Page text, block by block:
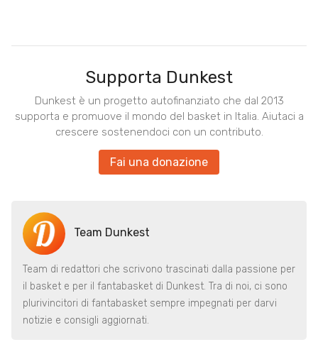
Supporta Dunkest
Dunkest è un progetto autofinanziato che dal 2013
supporta e promuove il mondo del basket in Italia. Aiutaci a
crescere sostenendoci con un contributo.
Fai una donazione
Team Dunkest
Team di redattori che scrivono trascinati dalla passione per
il basket e per il fantabasket di Dunkest. Tra di noi, ci sono
plurivincitori di fantabasket sempre impegnati per darvi
notizie e consigli aggiornati.